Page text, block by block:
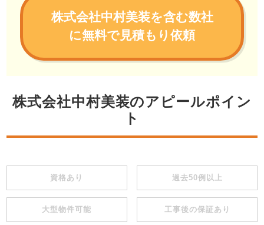
株式会社中村美装を含む数社
に無料で見積もり依頼
株式会社中村美装のアピールポイン
ト
資格あり 過去50例以上
大型物件可能 工事後の保証あり